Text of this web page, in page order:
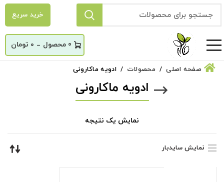
خرید سریع
0
_ ۰ تومان
صفحه اصلی محصولات ادویه ماکارونی
ادویه ماکارونی
نمایش یک نتیجه
نمایش سایدبار